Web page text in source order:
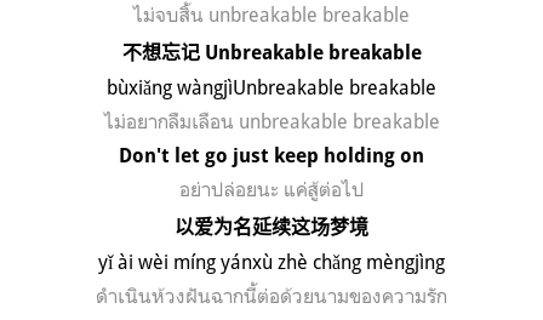
ไม่จบสิ้น unbreakable breakable
不想忘记Unbreakable breakable
bùxiǎng wàngjìUnbreakable breakable
ไม่อยากลืมเลือน unbreakable breakable
Don't let go just keep holding on
อย่าปล่อยนะ แค่สู้ต่อไป
以爱为名延续这场梦境
yǐ ài wèi míng yánxù zhè chǎng mèngjìng
ดำเนินห้วงฝันฉากนี้ต่อด้วยนามของความรัก